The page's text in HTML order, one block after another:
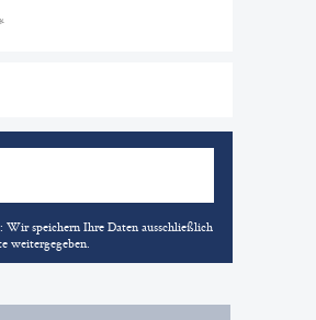
Wir speichern Ihre Daten ausschließlich
weitergegeben.